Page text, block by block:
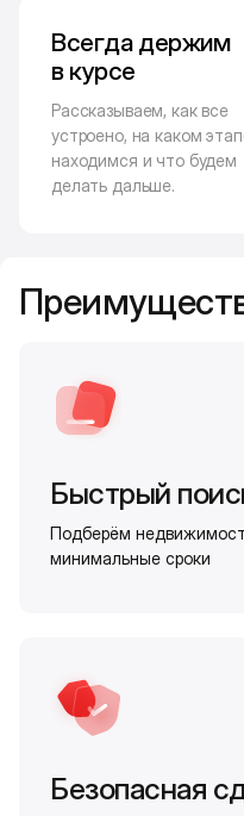
Всегда держим
в курсе
Рассказываем, как все
устроено, на каком
находимся и что будем
делать дальше.
Быстрый
Подберём
минимальные сроки
Безопасная